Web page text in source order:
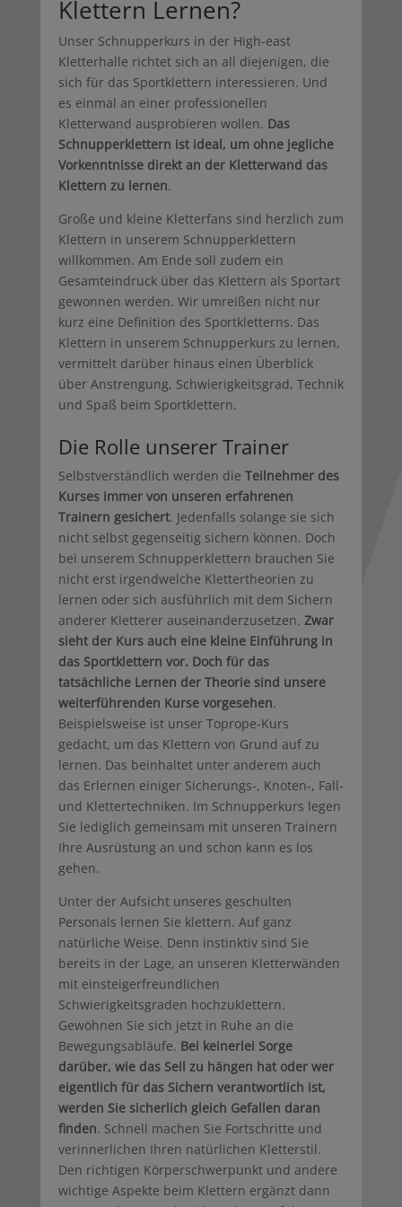
Klettern Lernen?
Unser Schnupperkurs in der High-east
Kletterhalle richtet sich an all diejenigen, die
sich für das Sportklettern interessieren. Und
es einmal an einer professionellen
Kletterwand ausprobieren wollen. Das
Schnupperklettern ist ideal, um ohne jegliche
Vorkenntnisse direkt an der Kletterwand das
Klettern zu lernen.
Große und kleine Kletterfans sind herzlich zum
Klettern in unserem Schnupperklettern
willkommen. Am Ende soll zudem ein
Gesamteindruck über das Klettern als Sportart
gewonnen werden. Wir umreißen nicht nur
kurz eine Definition des Sportkletterns. Das
Klettern in unserem Schnupperkurs zu lernen,
vermittelt darüber hinaus einen Überblick
über Anstrengung, Schwierigkeitsgrad, Technik
und Spaß beim Sportklettern.
Die Rolle unserer Trainer
Selbstverständlich werden die Teilnehmer des
Kurses immer von unseren erfahrenen
Trainern gesichert. Jedenfalls solange sie sich
nicht selbst gegenseitig sichern können. Doch
bei unserem Schnupperklettern brauchen Sie
nicht erst irgendwelche Klettertheorien zu
lernen oder sich ausführlich mit dem Sichern
anderer Kletterer auseinanderzusetzen. Zwar
sieht der Kurs auch eine kleine Einführung in
das Sportklettern vor. Doch für das
tatsächliche Lernen der Theorie sind unsere
weiterführenden Kurse vorgesehen.
Beispielsweise ist unser Toprope-Kurs
gedacht, um das Klettern von Grund auf zu
lernen. Das beinhaltet unter anderem auch
das Erlernen einiger Sicherungs-, Knoten-, Fall-
und Klettertechniken. Im Schnupperkurs legen
Sie lediglich gemeinsam mit unseren Trainern
Ihre Ausrüstung an und schon kann es los
gehen.
Unter der Aufsicht unseres geschulten
Personals lernen Sie klettern. Auf ganz
natürliche Weise. Denn instinktiv sind Sie
bereits in der Lage, an unseren Kletterwänden
mit einsteigerfreundlichen
Schwierigkeitsgraden hochzuklettern.
Gewöhnen Sie sich jetzt in Ruhe an die
Bewegungsabläufe. Bei keinerlei Sorge
darüber, wie das Seil zu hängen hat oder wer
eigentlich für das Sichern verantwortlich ist,
werden Sie sicherlich gleich Gefallen daran
finden. Schnell machen Sie Fortschritte und
verinnerlichen Ihren natürlichen Kletterstil.
Den richtigen Körperschwerpunkt und andere
wichtige Aspekte beim Klettern ergänzt dann